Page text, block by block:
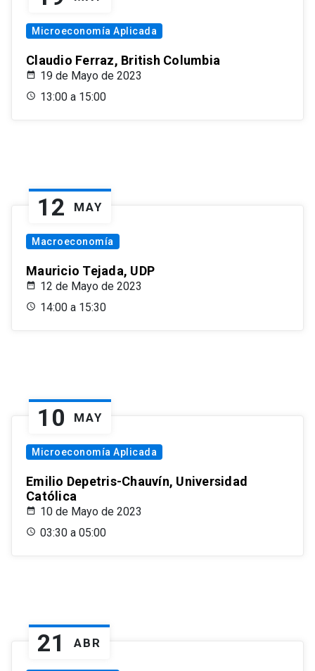
Microeconomía Aplicada
Claudio Ferraz, British Columbia
19 de Mayo de 2023
13:00 a 15:00
12 MAY
Macroeconomía
Mauricio Tejada, UDP
12 de Mayo de 2023
14:00 a 15:30
10 MAY
Microeconomía Aplicada
Emilio Depetris-Chauvín, Universidad
Católica
10 de Mayo de 2023
03:30 a 05:00
21 ABR